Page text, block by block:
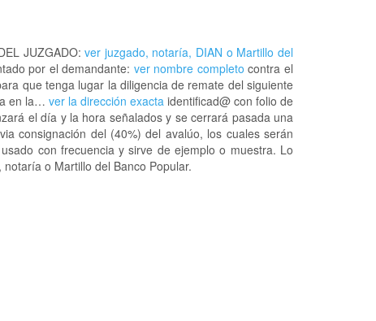
JUZGADO: ver juzgado, notaría, DIAN o Martillo del
por el demandante: ver nombre completo contra el
que tenga lugar la diligencia de remate del siguiente
en la… ver la dirección exactaidentificad@ con folio de
el día y la hora señalados y se cerrará pasada una
consignación del (40%) del avalúo, los cuales serán
con frecuencia y sirve de ejemplo o muestra. Lo
o Martillo del Banco Popular.